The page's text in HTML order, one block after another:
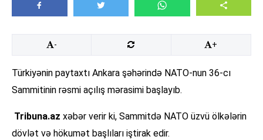
- +
Türkiyənin paytaxtı Ankara şəhərində NATO-nun 36-cı
Sammitinin rəsmi açılış mərasimi başlayıb.
Tribuna.az xəbər verir ki, Sammitdə NATO üzvü ölkələrin
dövlət və hökumət başlıları iştirak edir.